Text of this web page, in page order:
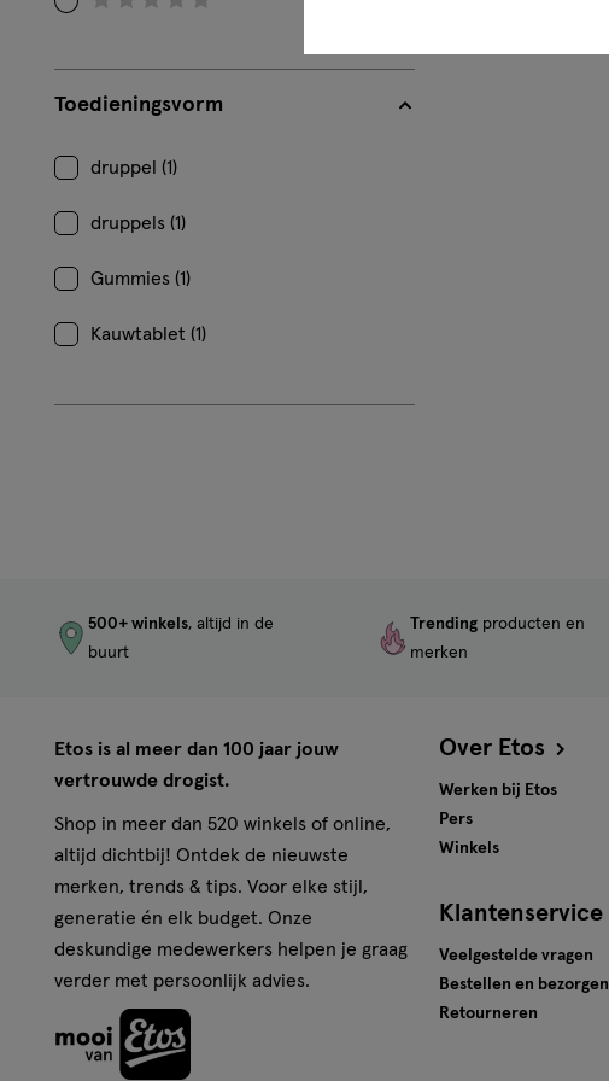
0
Toedieningsvorm
druppel (1)
druppels (1)
Gummies (1)
Kauwtablet (1)
500+ winkels, altijd in de
buurt
Trending producten en
merken
Etos is al meer dan 100 jaar jouw
vertrouwde drogist.
Shop in meer dan 520 winkels of online,
altijd dichtbij! Ontdek de nieuwste
merken, trends & tips. Voor elke stijl,
generatie én elk budget. Onze
deskundige medewerkers helpen je graag
verder met persoonlijk advies.
Over Etos
Werken bij Etos
Pers
Winkels
Klantenservice
Veelgestelde vragen
Bestellen en bezorgen
Retourneren